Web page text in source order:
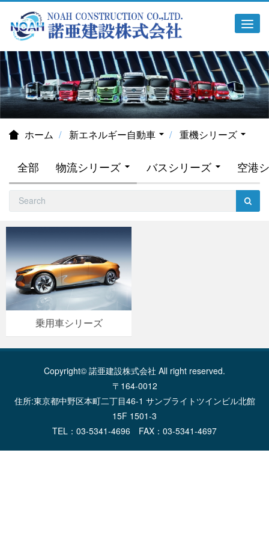
ホーム 新エネルギー自動車 重機シリーズ
全部 物流シリーズ バスシリーズ 空港
乗用車シリーズ
Copyright© 諾亜建設株式会社 All right reserved.
〒164-0012
住所:東京都中野区本町二丁目46-1 サンブライトツインビル北館
15F 1501-3
TEL：03-5341-4696 FAX：03-5341-4697